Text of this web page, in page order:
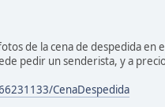
de la cena de despedida
pedir un senderista, y a
CenaDespedida